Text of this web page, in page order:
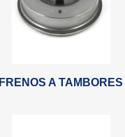
FRENOS A TAMBORES